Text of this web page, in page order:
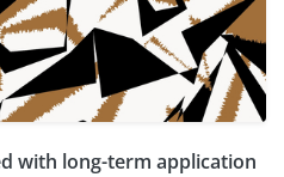
with long-term application